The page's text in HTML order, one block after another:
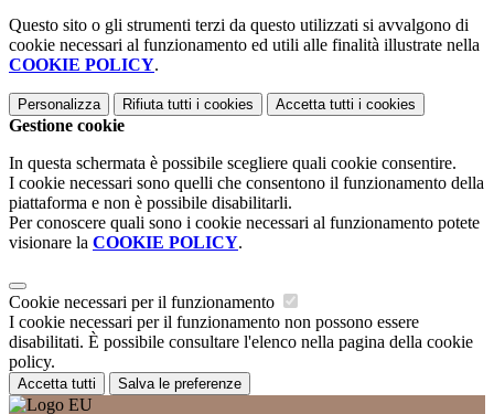
Questo sito o gli strumenti terzi da questo utilizzati si avvalgono di
cookie necessari al funzionamento ed utili alle finalità illustrate nella
COOKIE POLICY.
Personalizza Rifiuta tutti i cookies Accetta tutti i cookies
Gestione cookie
In questa schermata è possibile scegliere quali cookie consentire.
I cookie necessari sono quelli che consentono il funzionamento della
piattaforma e non è possibile disabilitarli.
Per conoscere quali sono i cookie necessari al funzionamento potete
visionare la COOKIE POLICY.
Cookie necessari per il funzionamento
I cookie necessari per il funzionamento non possono essere
disabilitati. È possibile consultare l'elenco nella pagina della cookie
policy.
Accetta tutti Salva le preferenze